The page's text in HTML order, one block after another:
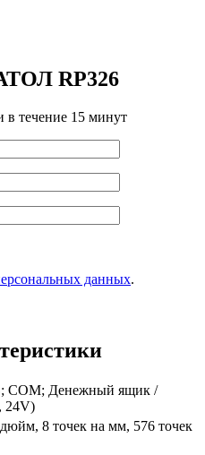
RP326
в течение 15 минут
данных.
COM; Денежный ящик /
24V)
8 точек на мм, 576 точек